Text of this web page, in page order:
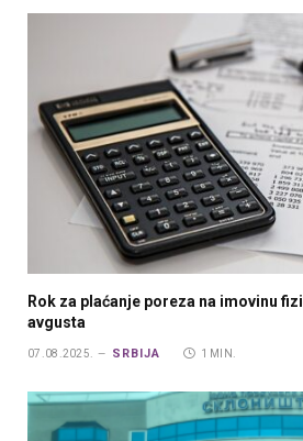
Rok za plaćanje poreza na imovinu
avgusta
07.08.2025. SRBIJA 1 MIN.